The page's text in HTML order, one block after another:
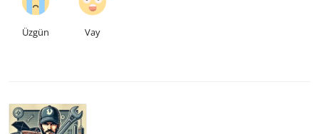
Üzgün Vay